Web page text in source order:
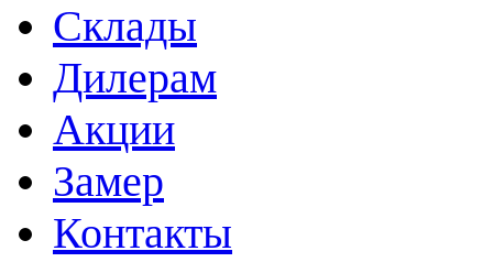
Склады
Дилерам
Акции
Замер
Контакты